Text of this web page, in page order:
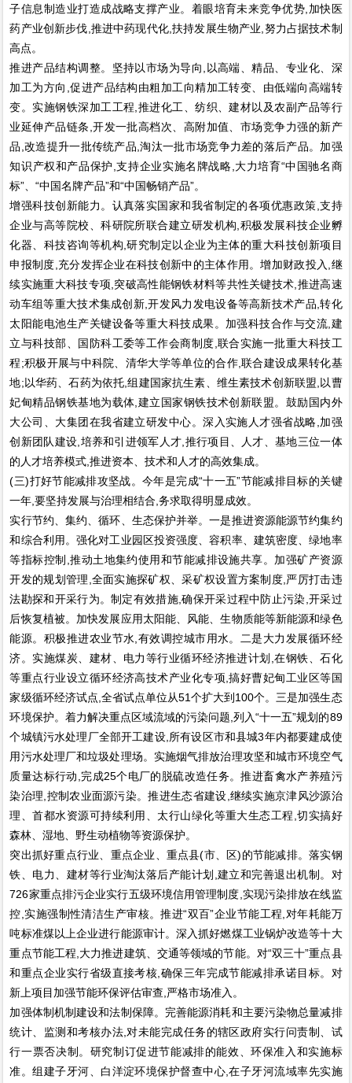
子信息制造业打造成战略支撑产业。着眼培育未来竞争优势,加快医
药产业创新步伐,推进中药现代化,扶持发展生物产业,努力占据技术制
高点。
推进产品结构调整。坚持以市场为导向,以高端、精品、专业化、深
加工为方向,促进产品结构由粗加工向精加工转变、由低端向高端转
变。实施钢铁深加工工程,推进化工、纺织、建材以及农副产品等行
业延伸产品链条,开发一批高档次、高附加值、市场竞争力强的新产
品,改造提升一批传统产品,淘汰一批市场竞争力差的落后产品。加强
知识产权和产品保护,支持企业实施名牌战略,大力培育“中国驰名商
标”、“中国名牌产品”和“中国畅销产品”。
增强科技创新能力。认真落实国家和我省制定的各项优惠政策,支持
企业与高等院校、科研院所联合建立研发机构,积极发展科技企业孵
化器、科技咨询等机构,研究制定以企业为主体的重大科技创新项目
申报制度,充分发挥企业在科技创新中的主体作用。增加财政投入,继
续实施重大科技专项,突破高性能钢铁材料等共性关键技术,推进高速
动车组等重大技术集成创新,开发风力发电设备等高新技术产品,转化
太阳能电池生产关键设备等重大科技成果。加强科技合作与交流,建
立与科技部、国防科工委等工作会商制度,联合实施一批重大科技工
程;积极开展与中科院、清华大学等单位的合作,联合建设成果转化基
地;以华药、石药为依托,组建国家抗生素、维生素技术创新联盟,以曹
妃甸精品钢铁基地为载体,建立国家钢铁技术创新联盟。鼓励国内外
大公司、大集团在我省建立研发中心。深入实施人才强省战略,加强
创新团队建设,培养和引进领军人才,推行项目、人才、基地三位一体
的人才培养模式,推进资本、技术和人才的高效集成。
(三)打好节能减排攻坚战。今年是完成“十一五”节能减排目标的关键
一年,要坚持发展与治理相结合,务求取得明显成效。
实行节约、集约、循环、生态保护并举。一是推进资源能源节约集约
和综合利用。强化对工业园区投资强度、容积率、建筑密度、绿地率
等指标控制,推动土地集约使用和节能减排设施共享。加强矿产资源
开发的规划管理,全面实施探矿权、采矿权设置方案制度,严厉打击违
法勘探和开采行为。制定有效措施,确保开采过程中防止污染,开采过
后恢复植被。加快发展应用太阳能、风能、生物质能等新能源和绿色
能源。积极推进农业节水,有效调控城市用水。二是大力发展循环经
济。实施煤炭、建材、电力等行业循环经济推进计划,在钢铁、石化
等重点行业设立循环经济高技术产业化专项,搞好曹妃甸工业区等国
家级循环经济试点,全省试点单位从51个扩大到100个。三是加强生态
环境保护。着力解决重点区域流域的污染问题,列入“十一五”规划的89
个城镇污水处理厂全部开工建设,所有设区市和县城3年内都要建成使
用污水处理厂和垃圾处理场。实施烟气排放治理攻坚和城市环境空气
质量达标行动,完成25个电厂的脱硫改造任务。推进畜禽水产养殖污
染治理,控制农业面源污染。推进生态省建设,继续实施京津风沙源治
理、首都水资源可持续利用、太行山绿化等重大生态工程,切实搞好
森林、湿地、野生动植物等资源保护。
突出抓好重点行业、重点企业、重点县(市、区)的节能减排。落实钢
铁、电力、建材等行业淘汰落后产能计划,建立和完善退出机制。对
726家重点排污企业实行五级环境信用管理制度,实现污染排放在线监
控,实施强制性清洁生产审核。推进“双百”企业节能工程,对年耗能万
吨标准煤以上企业进行能源审计。深入抓好燃煤工业锅炉改造等十大
重点节能工程,大力推进建筑、交通等领域的节能。对“双三十”重点县
和重点企业实行省级直接考核,确保三年完成节能减排承诺目标。对
新上项目加强节能环保评估审查,严格市场准入。
加强体制机制建设和法制保障。完善能源消耗和主要污染物总量减排
统计、监测和考核办法,对未能完成任务的辖区政府实行问责制、试
行一票否决制。研究制订促进节能减排的能效、环保准入和实施标
准。组建子牙河、白洋淀环境保护督查中心,在子牙河流域率先实施